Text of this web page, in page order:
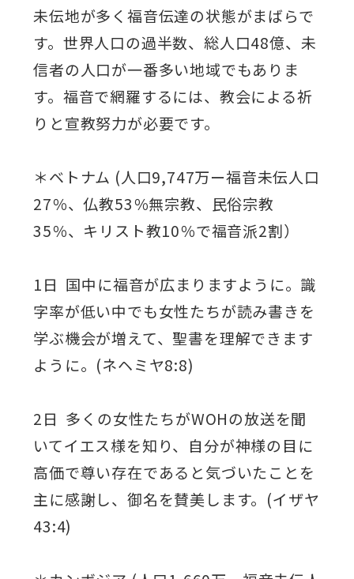
未伝地が多く福音伝達の状態がまばらで
す。世界人口の過半数、総人口48億、未
信者の人口が一番多い地域でもありま
す。福音で網羅するには、教会による祈
りと宣教努力が必要です。
＊ベトナム (人口9,747万ー福音未伝人口
27％、仏教53％無宗教、民俗宗教
35％、キリスト教10％で福音派2割）
1日 国中に福音が広まりますように。識
字率が低い中でも女性たちが読み書きを
学ぶ機会が増えて、聖書を理解できます
ように。(ネヘミヤ8:8)
2日 多くの女性たちがWOHの放送を聞
いてイエス様を知り、自分が神様の目に
高価で尊い存在であると気づいたことを
主に感謝し、御名を賛美します。(イザヤ
43:4)